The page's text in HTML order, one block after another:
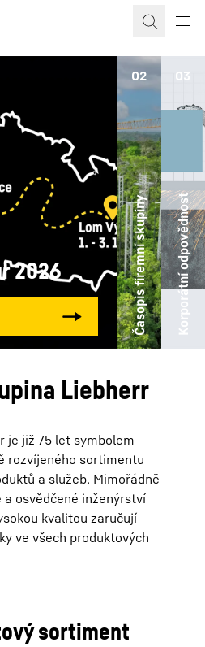
2026
02
Časopis firemní skupiny
03
Korporátní odpovědnost
Liebherr
je již 75 let symbolem
rozvíjeného sortimentu
a služeb. Mimořádně
osvědčené inženýrství
kvalitou zaručují
ve všech produktových
sortiment